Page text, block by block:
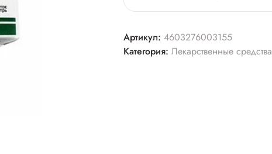
Артикул: 4603276003155
Категория: Лекарственные средства